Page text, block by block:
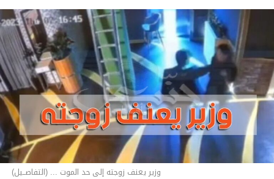
وزير يعنف زوجته إلى حد الموت ... (التفاصــيل)